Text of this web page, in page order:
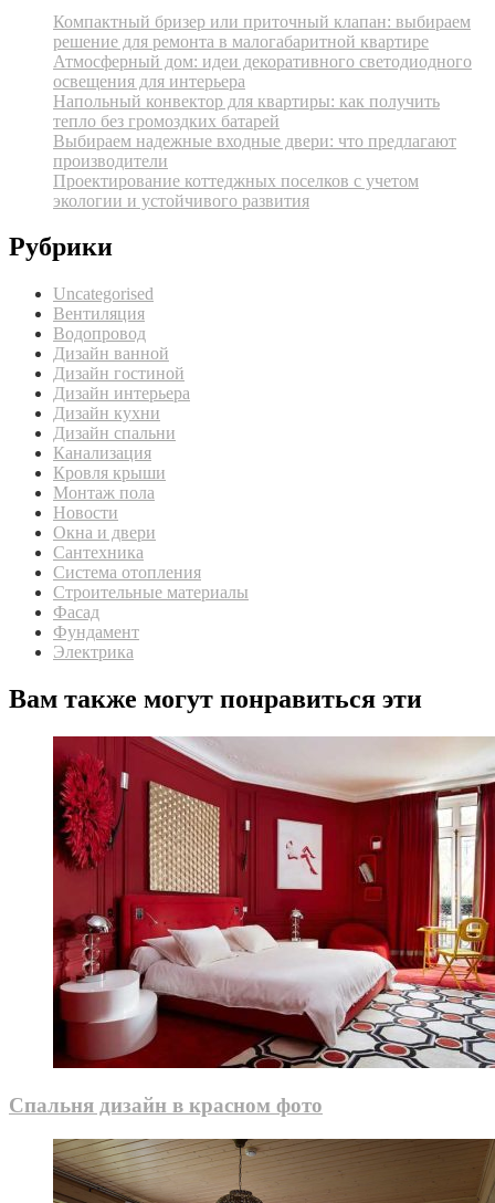
Компактный бризер или приточный клапан: выбираем
решение для ремонта в малогабаритной квартире
Атмосферный дом: идеи декоративного светодиодного
освещения для интерьера
Напольный конвектор для квартиры: как получить
тепло без громоздких батарей
Выбираем надежные входные двери: что предлагают
производители
Проектирование коттеджных поселков с учетом
экологии и устойчивого развития
Рубрики
Uncategorised
Вентиляция
Водопровод
Дизайн ванной
Дизайн гостиной
Дизайн интерьера
Дизайн кухни
Дизайн спальни
Канализация
Кровля крыши
Монтаж пола
Новости
Окна и двери
Сантехника
Система отопления
Строительные материалы
Фасад
Фундамент
Электрика
Вам также могут понравиться эти
Спальня дизайн в красном фото